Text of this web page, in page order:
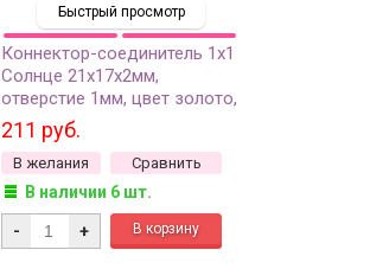
Быстрый просмотр
Коннектор-соединитель 1х1
Солнце 21х17х2мм,
отверстие 1мм, цвет золото,
латунь/цирконий, 14-380,
1шт
211 руб.
В желания Сравнить
В наличии 6 шт.
- +